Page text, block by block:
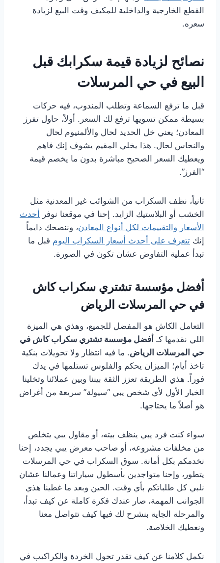
القطع الخارجية والداخلية للمكيف وقت البيع لزيادة
سعره.
نصائح لزيادة قيمة سكرابك قبل
البيع في حي المرسلات
قبل ما ترفع السماعة وتطلب المندوب، فيه حركات
بسيطة ممكن تسويها ترفع لك السعر. أولاً، حاول تفرز
المعادن؛ يعني خل الحديد لحال والألمنيوم لحال
والنحاس لحال. هذا يخلي المقيم يشوف إنك فاهم
ويعطيك السعر الصحيح مباشرة بدون ما يخصم قيمة
“الفرز”.
ثانياً، نظف السكراب من الشوائب غير المعدنية مثل
الخشب أو البلاستيك الزايد. إحنا في موقعنا نوفر
أحدث
الأسعار والتقييمات لكل أنواع المعادن، وننصحك دايماً
إنك تتعرف على أحدث أسعار السكراب اليوم قبل ما
تبدأ عملية التفاوض عشان تكون في الصورة.
أفضل مؤسسة تشتري سكراب كاش
في حي المرسلات الرياض
التعامل الكاش هو المفضل للجميع، وهذي هي الميزة
اللي نقدمها كـ أفضل مؤسسة تشتري سكراب كاش في
حي المرسلات الرياض. ما فيه انتظار ولا تحويلات بنكية
تاخذ أيام؛ الميزان يحكم والفلوس تستلمها في يدك
فوراً. هذي الطريقة تعزز الثقة بيننا وبين عملائنا وتخلينا
الخيار الأول لأي شخص يبي “سيولة” سريعة من أغراض
هو أصلاً ما يحتاجها.
سواء كنت فرد يبي ينظف بيته، أو مقاول يبي يتخلص
من مخلفات مشروعه، أو صاحب معرض يبي يجدد، إحنا
نخدمكم بكل أمانة. سوق السكراب في حي المرسلات
يتطور، وإحنا متواجدين بأسطول سياراتنا وعمالنا عشان
نلبي كل طلباتكم بأي وقت. الحين وبعد ما غطينا هذي
الجوانب المهمة، صار عندك فكرة كاملة عن كيف تبدأ،
والمرحلة الجاية بنشرح لك فيها كيف تتواصل معنا
ونعطيك الخلاصة.
نكمل كلامنا عن كيف تقدر تحول الخردة والكراكيب في